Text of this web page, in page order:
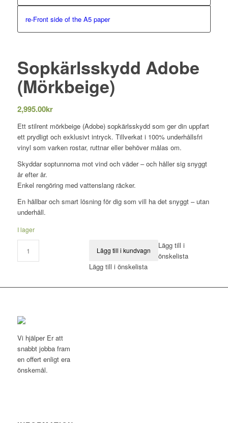
re-Front side of the A5 paper
Sopkärlsskydd Adobe
(Mörkbeige)
2,995.00kr
Ett stilrent mörkbeige (Adobe) sopkärlsskydd som ger din uppfart
ett prydligt och exklusivt intryck. Tillverkat i 100% underhållsfri
vinyl som varken rostar, ruttnar eller behöver målas om.
Skyddar soptunnorna mot vind och väder – och håller sig snyggt
år efter år.
Enkel rengöring med vattenslang räcker.
En hållbar och smart lösning för dig som vill ha det snyggt – utan
underhåll.
I lager
Lägg till i kundvagn
Lägg till i
önskelista
Lägg till i önskelista
Vi hjälper Er att
snabbt jobba fram
en offert enligt era
önskemål.